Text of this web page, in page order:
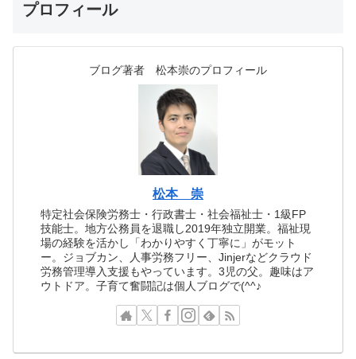
プロフィール
ブログ著者 松本崇のプロフィール
松本 崇
特定社会保険労務士・行政書士・社会福祉士・1級FP
技能士。地方公務員を退職し2019年独立開業。福祉現
場の経験を活かし「わかりやすく丁寧に」がモット
ー。ジョブカン、人事労務フリー、Jinjerなどクラウド
労務管理導入支援もやっています。3児の父。趣味はア
ウトドア。子育て奮闘記は個人ブログで(^^♪